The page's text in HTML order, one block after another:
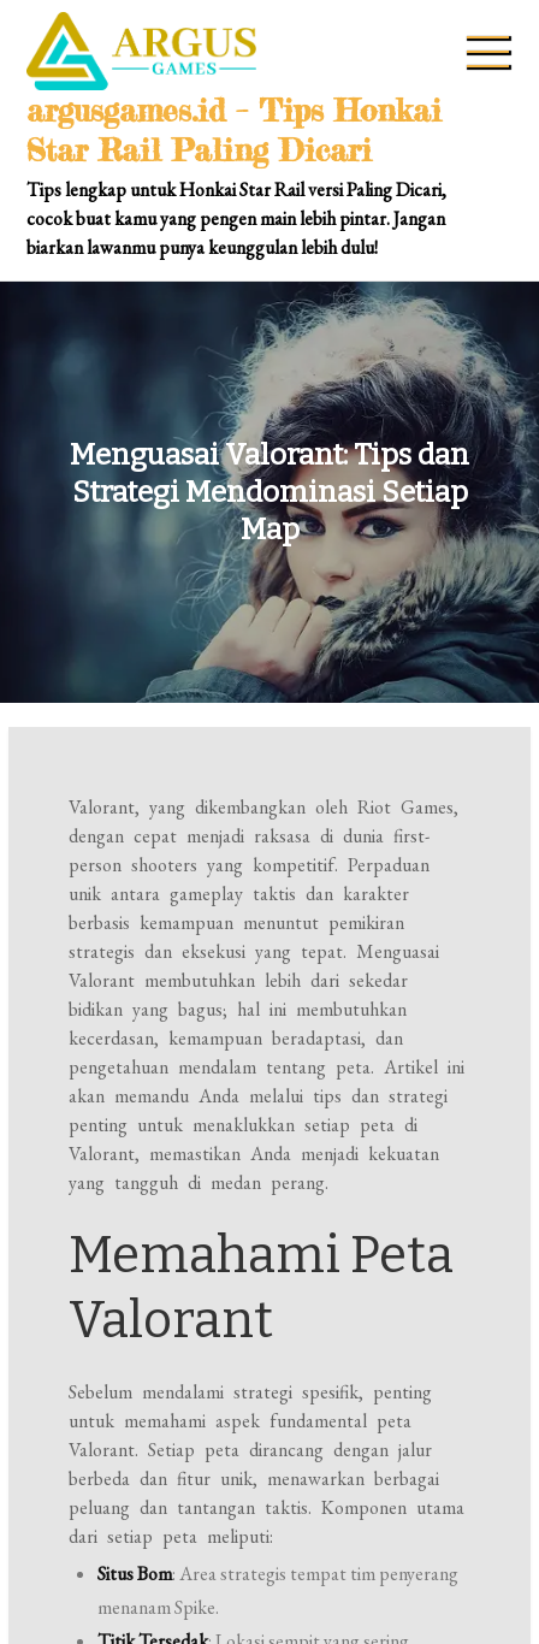
content
argusgames.id – Tips Honkai
Star Rail Paling Dicari
Tips lengkap untuk Honkai Star Rail versi Paling Dicari,
cocok buat kamu yang pengen main lebih pintar. Jangan
biarkan lawanmu punya keunggulan lebih dulu!
Menguasai Valorant: Tips dan
Strategi Mendominasi Setiap
Map
Valorant, yang dikembangkan oleh Riot Games,
dengan cepat menjadi raksasa di dunia first-
person shooters yang kompetitif. Perpaduan
unik antara gameplay taktis dan karakter
berbasis kemampuan menuntut pemikiran
strategis dan eksekusi yang tepat. Menguasai
Valorant membutuhkan lebih dari sekedar
bidikan yang bagus; hal ini membutuhkan
kecerdasan, kemampuan beradaptasi, dan
pengetahuan mendalam tentang peta. Artikel ini
akan memandu Anda melalui tips dan strategi
penting untuk menaklukkan setiap peta di
Valorant, memastikan Anda menjadi kekuatan
yang tangguh di medan perang.
Memahami Peta
Valorant
Sebelum mendalami strategi spesifik, penting
untuk memahami aspek fundamental peta
Valorant. Setiap peta dirancang dengan jalur
berbeda dan fitur unik, menawarkan berbagai
peluang dan tantangan taktis. Komponen utama
dari setiap peta meliputi:
Situs Bom: Area strategis tempat tim penyerang
menanam Spike.